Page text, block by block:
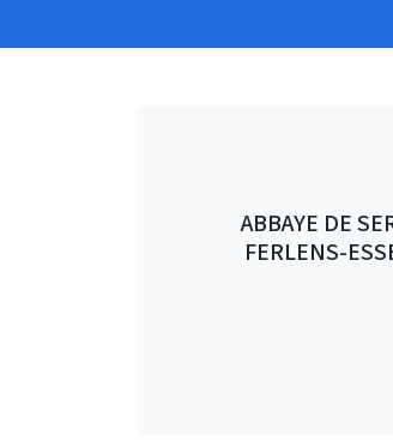
ABBAYE DE
FERLENS-